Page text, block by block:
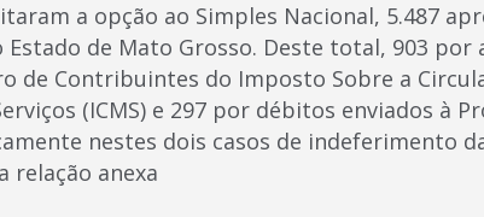
a opção ao Simples Nacional, 5.487
de Mato Grosso. Deste total, 903 por
de Contribuintes do Imposto Sobre a
(ICMS) e 297 por débitos enviados à
nestes dois casos de indeferimento
relação anexa